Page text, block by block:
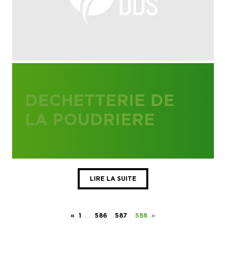
DECHETTERIE DE
LA POUDRIERE
LIRE LA SUITE
« 1 … 586 587 588 »